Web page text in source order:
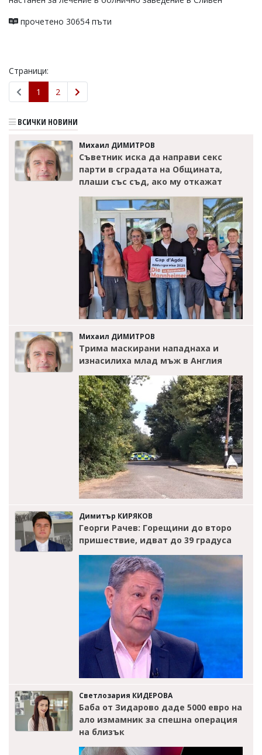
прочетено 30654 пъти
Страници:
1
2
ВСИЧКИ НОВИНИ
Михаил ДИМИТРОВ
Съветник иска да направи секс
парти в сградата на Общината,
плаши със съд, ако му откажат
Михаил ДИМИТРОВ
Трима маскирани нападнаха и
изнасилиха млад мъж в Англия
Димитър КИРЯКОВ
Георги Рачев: Горещини до второ
пришествие, идват до 39 градуса
Светлозария КИДЕРОВА
Баба от Зидарово даде 5000 евро на
ало измамник за спешна операция
на близък